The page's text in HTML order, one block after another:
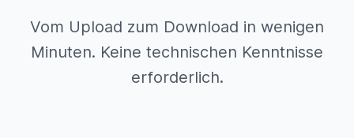
Vom Upload zum Download in wenigen
Minuten. Keine technischen Kenntnisse
erforderlich.